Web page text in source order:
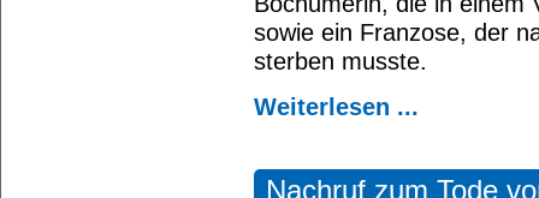
sowie ein Franzose, der
sterben musste.
Weiterlesen ...
Nachruf zum Tode